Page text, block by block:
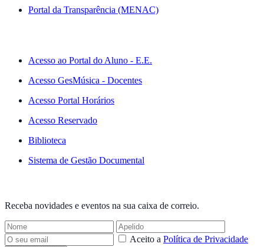
Portal da Transparência (MENAC)
Acesso ao Portal do Aluno - E.E.
Acesso GesMúsica - Docentes
Acesso Portal Horários
Acesso Reservado
Biblioteca
Sistema de Gestão Documental
Receba novidades e eventos na sua caixa de correio.
Aceito a Política de Privacidade